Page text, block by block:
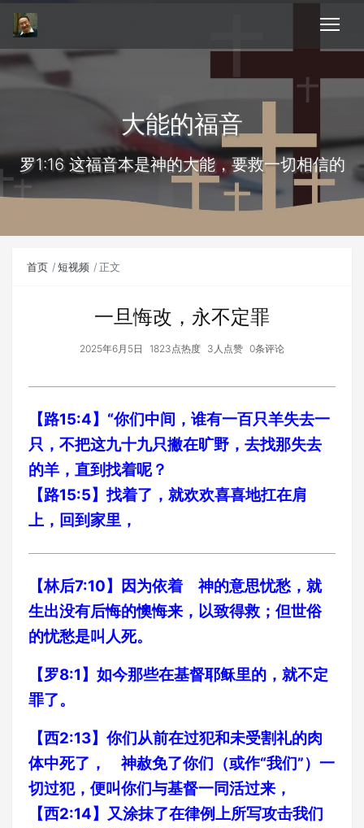
大能的福音
罗1:16 这福音本是神的大能，要救一切相信的
首页 短视频 正文
一旦悔改，永不定罪
2025年6月5日 1823点热度 3人点赞 0条评论
【路15:4】“你们中间，谁有一百只羊失去一
只，不把这九十九只撇在旷野，去找那失去
的羊，直到找着呢？
【路15:5】找着了，就欢欢喜喜地扛在肩
上，回到家里，
【林后7:10】因为依着 神的意思忧愁，就
生出没有后悔的懊悔来，以致得救；但世俗
的忧愁是叫人死。
【罗8:1】如今那些在基督耶稣里的，就不定
罪了。
【西2:13】你们从前在过犯和未受割礼的肉
体中死了， 神赦免了你们（或作“我们”）一
切过犯，便叫你们与基督一同活过来，
【西2:14】又涂抹了在律例上所写攻击我们